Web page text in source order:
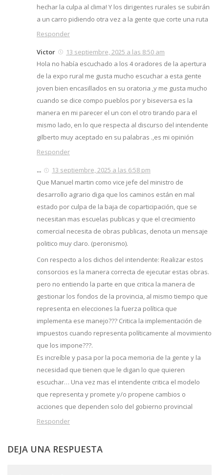
hechar la culpa al clima! Y los dirigentes rurales se subirán
a un carro pidiendo otra vez a la gente que corte una ruta
Responder
Victor
13 septiembre, 2025 a las 8:50 am
Hola no había escuchado a los 4 oradores de la apertura
de la expo rural me gusta mucho escuchar a esta gente
joven bien encasillados en su oratoria ,y me gusta mucho
cuando se dice compo pueblos por y biseversa es la
manera en mi parecer el un con el otro tirando para el
mismo lado, en lo que respecta al discurso del intendente
gilberto muy aceptado en su palabras .,es mi opinión
Responder
...
13 septiembre, 2025 a las 6:58 pm
Que Manuel martin como vice jefe del ministro de
desarrollo agrario diga que los caminos están en mal
estado por culpa de la baja de coparticipación, que se
necesitan mas escuelas publicas y que el crecimiento
comercial necesita de obras publicas, denota un mensaje
politico muy claro. (peronismo).
Con respecto a los dichos del intendente: Realizar estos
consorcios es la manera correcta de ejecutar estas obras.
pero no entiendo la parte en que critica la manera de
gestionar los fondos de la provincia, al mismo tiempo que
representa en elecciones la fuerza política que
implementa ese manejo??? Critica la implementación de
impuestos cuando representa políticamente al movimiento
que los impone???.
Es increíble y pasa por la poca memoria de la gente y la
necesidad que tienen que le digan lo que quieren
escuchar… Una vez mas el intendente critica el modelo
que representa y promete y/o propene cambios o
acciones que dependen solo del gobierno provincial
Responder
DEJA UNA RESPUESTA